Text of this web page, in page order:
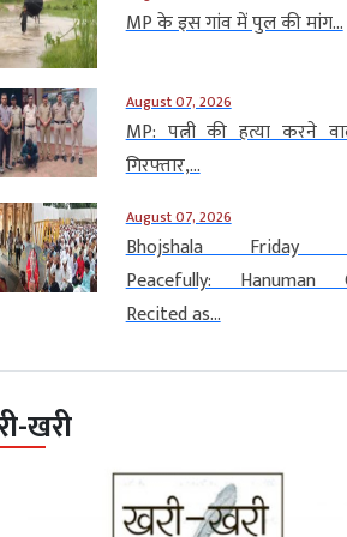
MP के इस गांव में पुल की मांग...
August 07, 2026
MP: पत्नी की हत्या करने
गिरफ्तार,...
August 07, 2026
Bhojshala Friday
Peacefully: Hanuman
Recited as...
खरी